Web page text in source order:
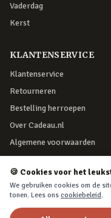
Vaderdag
Kerst
KLANTENSERVICE
Klantenservice
Retourneren
Bestelling herroepen
Over Cadeau.nl
Algemene voorwaarden
Privacy & cookies
VEILIG BETALEN
🍪 Cookies voor het
We gebruiken cookies om de
tonen. Lees ons cookiebeleid.